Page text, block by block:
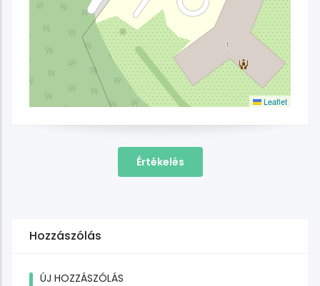
Leaflet
Értékelés
Hozzászólás
ÚJ HOZZÁSZÓLÁS